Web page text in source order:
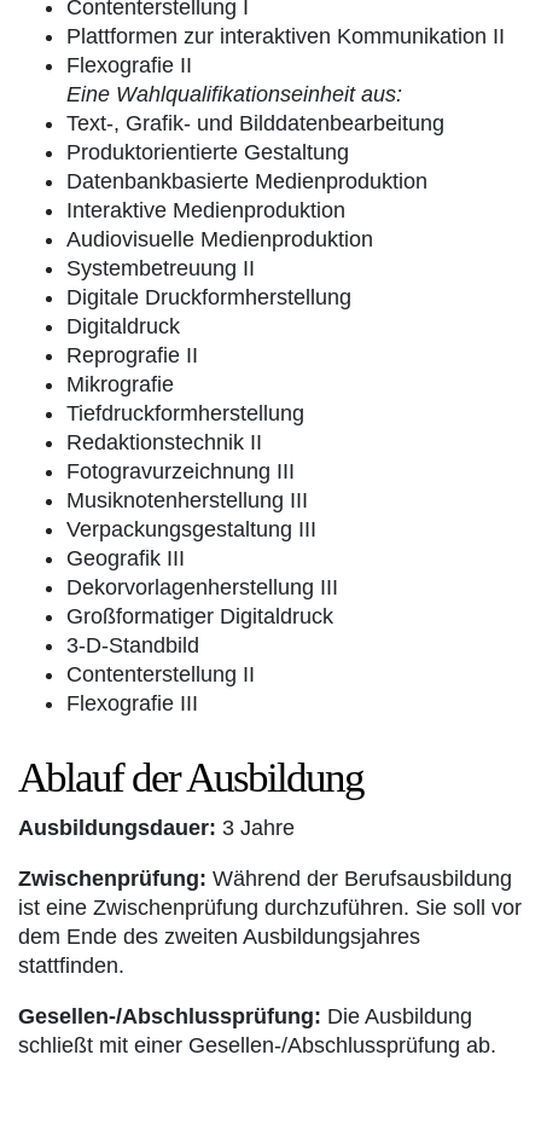
Contenterstellung I
Plattformen zur interaktiven Kommunikation II
Flexografie II
Eine Wahlqualifikationseinheit aus:
Text-, Grafik- und Bilddatenbearbeitung
Produktorientierte Gestaltung
Datenbankbasierte Medienproduktion
Interaktive Medienproduktion
Audiovisuelle Medienproduktion
Systembetreuung II
Digitale Druckformherstellung
Digitaldruck
Reprografie II
Mikrografie
Tiefdruckformherstellung
Redaktionstechnik II
Fotogravurzeichnung III
Musiknotenherstellung III
Verpackungsgestaltung III
Geografik III
Dekorvorlagenherstellung III
Großformatiger Digitaldruck
3-D-Standbild
Contenterstellung II
Flexografie III
Ablauf der Ausbildung
Ausbildungsdauer: 3 Jahre
Zwischenprüfung: Während der Berufsausbildung
ist eine Zwischenprüfung durchzuführen. Sie soll vor
dem Ende des zweiten Ausbildungsjahres
stattfinden.
Gesellen-/Abschlussprüfung: Die Ausbildung
schließt mit einer Gesellen-/Abschlussprüfung ab.